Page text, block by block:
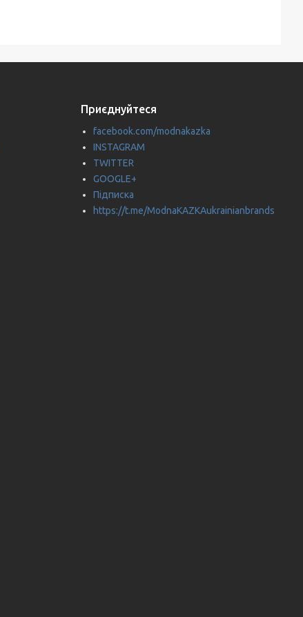
Приєднуйтеся
facebook.com/modnakazka
INSTAGRAM
TWITTER
GOOGLE+
Підписка
https://t.me/ModnaKAZKAukrainianbrands